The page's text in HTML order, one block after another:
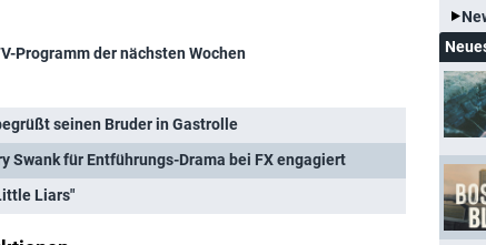
Programm der nächsten Wochen
seinen Bruder in Gastrolle
Swank für Entführungs-Drama bei FX engagiert
Liars"